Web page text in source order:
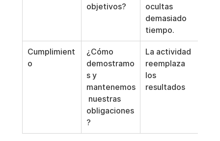
objetivos?
ocultas
demasiado
tiempo.
Cumplimient
o
¿Cómo
demostramo
s y
mantenemos
nuestras
obligaciones
?
La actividad
reemplaza
los
resultados